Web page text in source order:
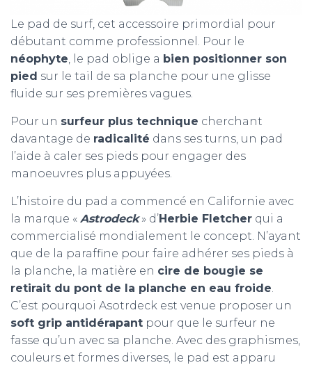
Le pad de surf, cet accessoire primordial pour
débutant comme professionnel. Pour le
néophyte, le pad oblige a bien positionner son
pied sur le tail de sa planche pour une glisse
fluide sur ses premières vagues.
Pour un surfeur plus technique cherchant
davantage de radicalité dans ses turns, un pad
l’aide à caler ses pieds pour engager des
manoeuvres plus appuyées.
L’histoire du pad a commencé en Californie avec
la marque « Astrodeck» d’Herbie Fletcher qui a
commercialisé mondialement le concept. N’ayant
que de la paraffine pour faire adhérer ses pieds à
la planche, la matière en cire de bougie se
retirait du pont de la planche en eau froide.
C’est pourquoi Asotrdeck est venue proposer un
soft grip antidérapant pour que le surfeur ne
fasse qu’un avec sa planche. Avec des graphismes,
couleurs et formes diverses, le pad est apparu